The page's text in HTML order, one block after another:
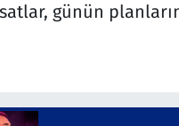
günün